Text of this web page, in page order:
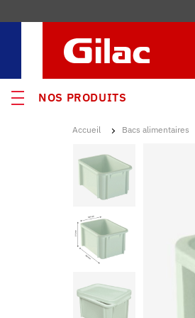
NOS PRODUITS
Accueil Bacs alimentaires